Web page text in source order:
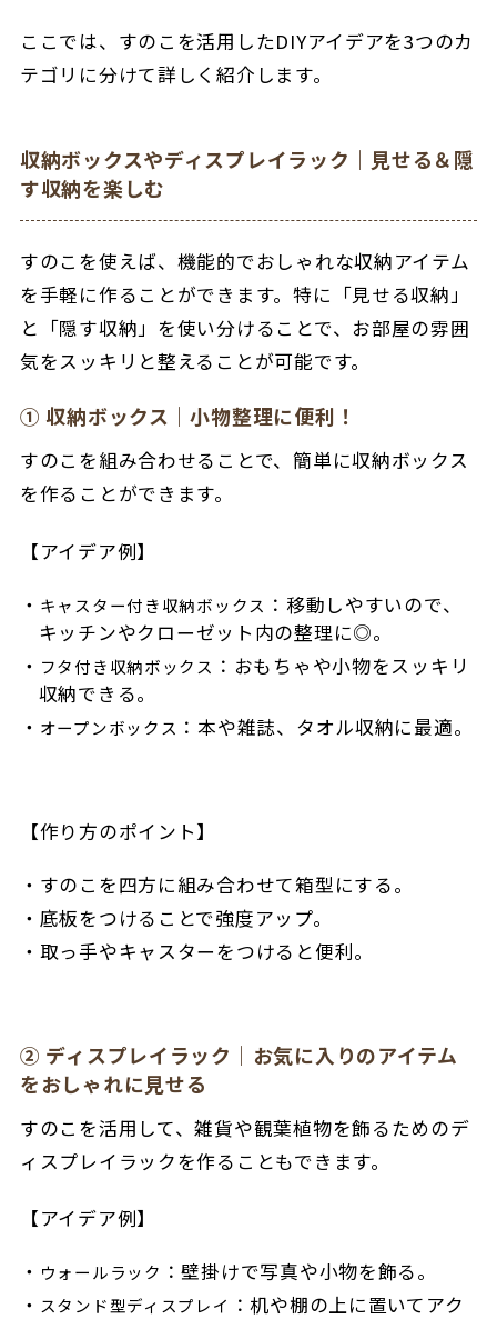
ここでは、すのこを活用したDIYアイデアを3つのカ
テゴリに分けて詳しく紹介します。
収納ボックスやディスプレイラック｜見せる＆隠
す収納を楽しむ
すのこを使えば、機能的でおしゃれな収納アイテム
を手軽に作ることができます。特に「見せる収納」
と「隠す収納」を使い分けることで、お部屋の雰囲
気をスッキリと整えることが可能です。
① 収納ボックス｜小物整理に便利！
すのこを組み合わせることで、簡単に収納ボックス
を作ることができます。
【アイデア例】
キャスター付き収納ボックス ：移動しやすいので、
キッチンやクローゼット内の整理に◎。
フタ付き収納ボックス ：おもちゃや小物をスッキリ
収納できる。
オープンボックス ：本や雑誌、タオル収納に最適。
【作り方のポイント】
すのこを四方に組み合わせて箱型にする。
底板をつけることで強度アップ。
取っ手やキャスターをつけると便利。
② ディスプレイラック｜お気に入りのアイテム
をおしゃれに見せる
すのこを活用して、雑貨や観葉植物を飾るためのデ
ィスプレイラックを作ることもできます。
【アイデア例】
ウォールラック ：壁掛けで写真や小物を飾る。
スタンド型ディスプレイ ：机や棚の上に置いてアク